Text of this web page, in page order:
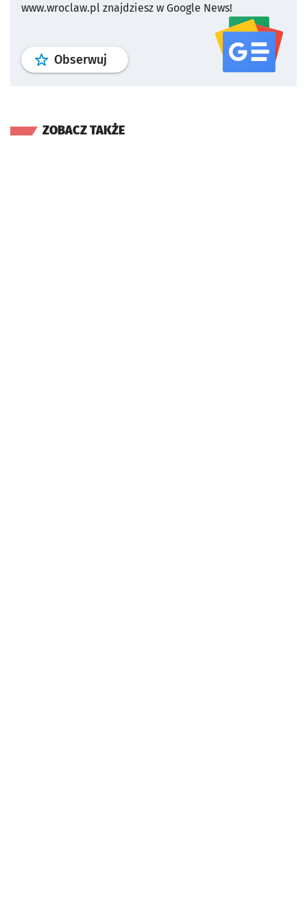
www.wroclaw.pl znajdziesz w Google News!
Obserwuj profil serwisu
ZOBACZ TAKŻE